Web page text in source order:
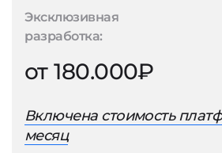
Эксклюзивная
разработка:
от 180.000₽
Включена стоимость
месяц